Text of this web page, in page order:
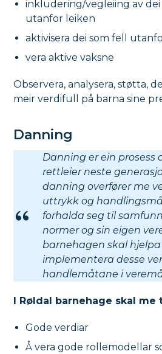
inkludering/vegleiing av dei
utanfor leiken
aktivisera dei som fell
vera aktive vaksne
Observera, analysera, støtta,
meir verdifull på barna sine
Danning
Danning er ein prosess
rettleier neste
danning overfører me
uttrykk og
forhalda seg til
normer og sin eigen
barnehagen skal
implementera desse
handlemåtane i
I Røldal barnehage skal
Gode verdiar
Å vera gode rollemodellar